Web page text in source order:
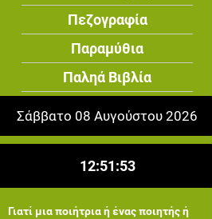
Πεζογραφία
Παραμύθια
Παληά Βιβλία
Σάββατο 08 Αυγούστου 2026
12:51:54
Γιατί μια ποιήτρια ή ένας ποιητής ή